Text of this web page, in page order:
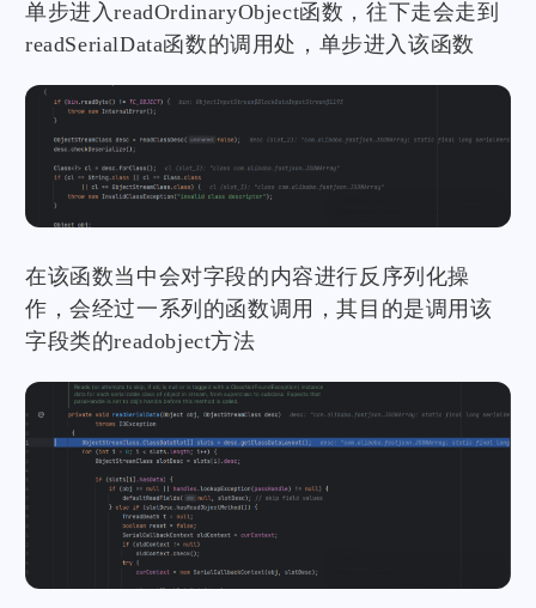
单步进入readOrdinaryObject函数，往下走会走到
readSerialData函数的调用处，单步进入该函数
在该函数当中会对字段的内容进行反序列化操
作，会经过一系列的函数调用，其目的是调用该
字段类的readobject方法